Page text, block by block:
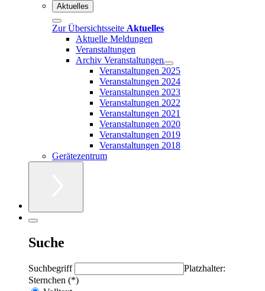
Aktuelles
Zur Übersichtsseite Aktuelles
Aktuelle Meldungen
Veranstaltungen
Archiv Veranstaltungen
Veranstaltungen 2025
Veranstaltungen 2024
Veranstaltungen 2023
Veranstaltungen 2022
Veranstaltungen 2021
Veranstaltungen 2020
Veranstaltungen 2019
Veranstaltungen 2018
Gerätezentrum
Suche
Suchbegriff
Platzhalter:
Sternchen (*)